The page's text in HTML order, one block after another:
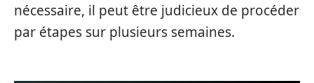
nécessaire, il peut être judicieux de procéder
par étapes sur plusieurs semaines.